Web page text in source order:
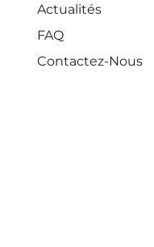
Actualités
FAQ
Contactez-Nous